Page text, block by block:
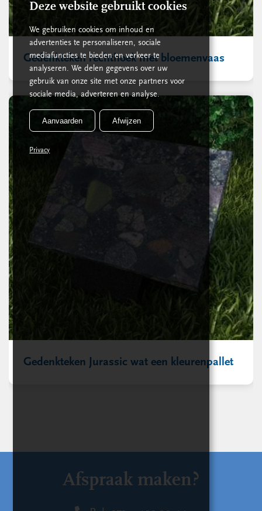
Gedenkteken rechthoek met bloemenvaas
Gedenkteken Jurassic wat een kleurenpallet
Afspraak maken?
Deze website gebruikt cookies
We gebruiken cookies om inhoud en
advertenties te personaliseren, sociale
mediafuncties te bieden en verkeer te
analyseren. We delen gegevens over uw
gebruik van onze site met onze partners voor
sociale media, adverteren en analyse.
Aanvaarden Afwijzen
Privacy